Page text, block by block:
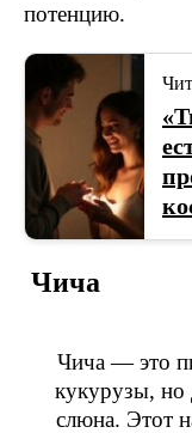
потенцию.
Чича
Чича — это
кукурузы, но
слюна. Этот